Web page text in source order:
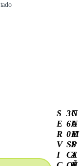
3
6
0
S
C
S
E
R
V
I
C
A
M
P
A
N
U
E
S
T